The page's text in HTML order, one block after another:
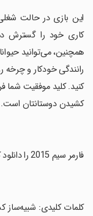
‏این بازی در حالت
کاری خود را گسترش
همچنین، می‌توانید
رانندگی خودکار و
کنید. کلید موفقیت
کشیدن دوستانتان است.
‏فارمر سیم 2015 را دانلود کنید و به یک کشاورز حرفه‌ای تبدیل شوید!
‏کلمات کلیدی: شبیه‌ساز